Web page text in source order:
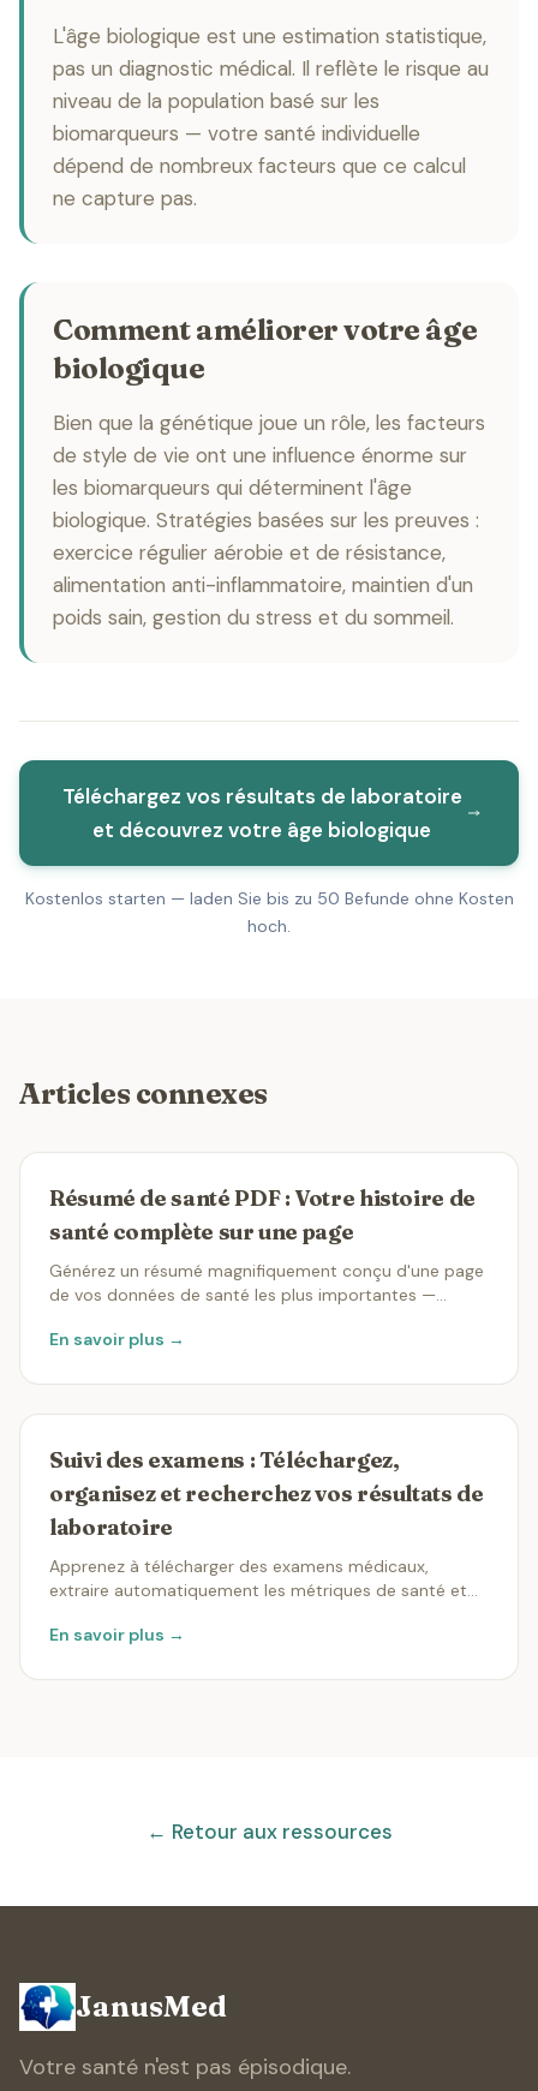
L'âge biologique est une estimation statistique,
pas un diagnostic médical. Il reflète le risque au
niveau de la population basé sur les
biomarqueurs — votre santé individuelle
dépend de nombreux facteurs que ce calcul
ne capture pas.
Comment améliorer votre âge
biologique
Bien que la génétique joue un rôle, les facteurs
de style de vie ont une influence énorme sur
les biomarqueurs qui déterminent l'âge
biologique. Stratégies basées sur les preuves :
exercice régulier aérobie et de résistance,
alimentation anti-inflammatoire, maintien d'un
poids sain, gestion du stress et du sommeil.
Téléchargez vos résultats de laboratoire
et découvrez votre âge biologique
Kostenlos starten — laden Sie bis zu 50 Befunde ohne Kosten
hoch.
Articles connexes
Résumé de santé PDF : Votre histoire de
santé complète sur une page
Générez un résumé magnifiquement conçu d'une page
de vos données de santé les plus importantes —
la famille ou les voyages.
En savoir plus →
Suivi des examens : Téléchargez,
organisez et recherchez vos résultats de
laboratoire
Apprenez à télécharger des examens médicaux,
extraire automatiquement les métriques de santé et
laboratoire en quelques secondes.
En savoir plus →
← Retour aux ressources
JanusMed
Votre santé n'est pas épisodique.